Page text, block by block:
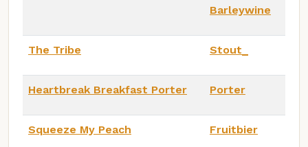
Barleywine
The Tribe Stout_
Heartbreak Breakfast Porter Porter
Squeeze My Peach Fruitbier